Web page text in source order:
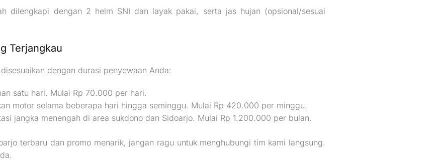
dilengkapi dengan 2 helm SNI dan layak pakai, serta jas hujan (opsional/sesuai
Terjangkau
dengan durasi penyewaan Anda:
satu hari. Mulai Rp 70.000 per hari.
motor selama beberapa hari hingga seminggu. Mulai Rp 420.000 per minggu.
jangka menengah di area sukdono dan Sidoarjo. Mulai Rp 1.200.000 per bulan.
terbaru dan promo menarik, jangan ragu untuk menghubungi tim kami langsung.